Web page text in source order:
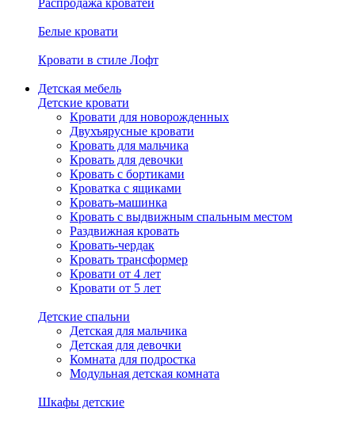
Распродажа кроватей
Белые кровати
Кровати в стиле Лофт
Детская мебель
Детские кровати
Кровати для новорожденных
Двухъярусные кровати
Кровать для мальчика
Кровать для девочки
Кровать с бортиками
Кроватка с ящиками
Кровать-машинка
Кровать с выдвижным спальным местом
Раздвижная кровать
Кровать-чердак
Кровать трансформер
Кровати от 4 лет
Кровати от 5 лет
Детские спальни
Детская для мальчика
Детская для девочки
Комната для подростка
Модульная детская комната
Шкафы детские